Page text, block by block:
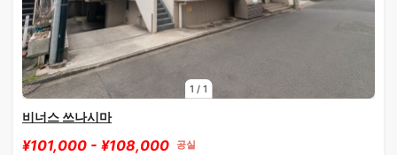
1 / 1
비너스 쓰나시마
¥101,000 - ¥108,000 공실